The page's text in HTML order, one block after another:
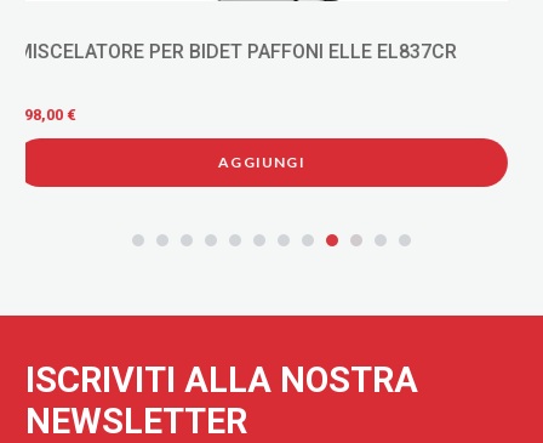
MISCELATORE PER PARRUCHIERE PAFFONI
ISCRIVITI ALLA NOSTRA
NEWSLETTER